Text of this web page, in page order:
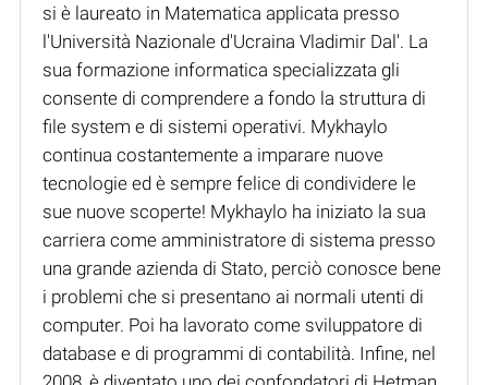
si è laureato in Matematica applicata presso
l'Università Nazionale d'Ucraina Vladimir Dal'. La
sua formazione informatica specializzata gli
consente di comprendere a fondo la struttura di
file system e di sistemi operativi. Mykhaylo
continua costantemente a imparare nuove
tecnologie ed è sempre felice di condividere le
sue nuove scoperte! Mykhaylo ha iniziato la sua
carriera come amministratore di sistema presso
una grande azienda di Stato, perciò conosce bene
i problemi che si presentano ai normali utenti di
computer. Poi ha lavorato come sviluppatore di
database e di programmi di contabilità. Infine, nel